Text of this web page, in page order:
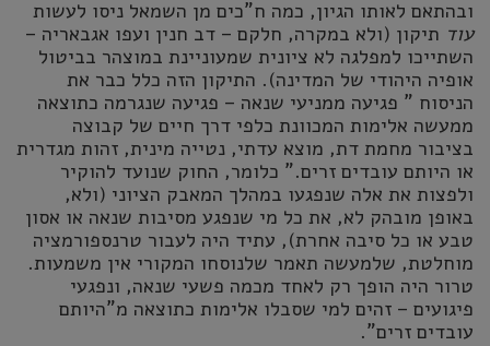
ובהתאם לאותו הגיון, כמה ח"כים מן השמאל ניסו לעשות
עוד תיקון (ולא במקרה, חלקם – דב חנין ועפו אגבאריה –
השתייכו למפלגה לא ציונית שמעוניינת במוצהר בביטול
אופיה היהודי של המדינה). התיקון הזה כלל כבר את
הניסוח " פגיעה ממניעי שנאה – פגיעה שנגרמה כתוצאה
ממעשה אלימות המכוונת כלפי דרך חיים של קבוצה
בציבור מחמת דת, מוצא עדתי, נטייה מינית, זהות מגדרית
או היותם עובדים זרים." כלומר, החוק שנועד להוקיר
ולפצות את אלה שנפגעו במהלך המאבק הציוני (ולא,
באופן מובהק לא, את כל מי שנפגע מסיבות שנאה או אסון
טבע או כל סיבה אחרת), עתיד היה לעבור טרנספורמציה
מוחלטת, שלמעשה תאמר שלנוסחו המקורי אין משמעות.
טרור היה הופך רק לאחד מכמה פשעי שנאה, ונפגעי
פיגועים – זהים למי שסבלו אלימות כתוצאה מ"היותם
עובדים זרים".